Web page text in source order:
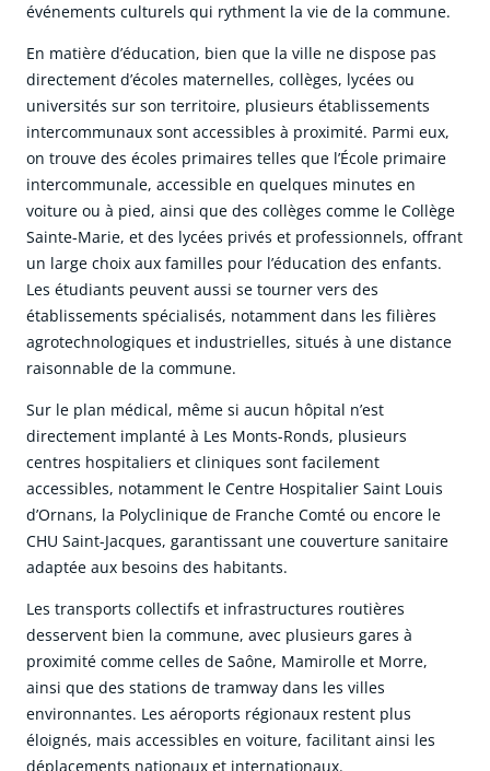
événements culturels qui rythment la vie de la commune.
En matière d’éducation, bien que la ville ne dispose pas
directement d’écoles maternelles, collèges, lycées ou
universités sur son territoire, plusieurs établissements
intercommunaux sont accessibles à proximité. Parmi eux,
on trouve des écoles primaires telles que l’École primaire
intercommunale, accessible en quelques minutes en
voiture ou à pied, ainsi que des collèges comme le Collège
Sainte-Marie, et des lycées privés et professionnels, offrant
un large choix aux familles pour l’éducation des enfants.
Les étudiants peuvent aussi se tourner vers des
établissements spécialisés, notamment dans les filières
agrotechnologiques et industrielles, situés à une distance
raisonnable de la commune.
Sur le plan médical, même si aucun hôpital n’est
directement implanté à Les Monts-Ronds, plusieurs
centres hospitaliers et cliniques sont facilement
accessibles, notamment le Centre Hospitalier Saint Louis
d’Ornans, la Polyclinique de Franche Comté ou encore le
CHU Saint-Jacques, garantissant une couverture sanitaire
adaptée aux besoins des habitants.
Les transports collectifs et infrastructures routières
desservent bien la commune, avec plusieurs gares à
proximité comme celles de Saône, Mamirolle et Morre,
ainsi que des stations de tramway dans les villes
environnantes. Les aéroports régionaux restent plus
éloignés, mais accessibles en voiture, facilitant ainsi les
déplacements nationaux et internationaux.